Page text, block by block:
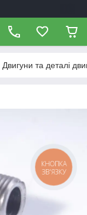
Двигуни та деталі
КНОПКА
ЗВ'ЯЗКУ